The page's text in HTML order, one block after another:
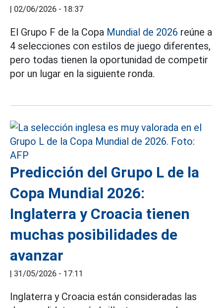
| 02/06/2026 - 18:37
El Grupo F de la Copa Mundial de 2026 reúne a
4 selecciones con estilos de juego diferentes,
pero todas tienen la oportunidad de competir
por un lugar en la siguiente ronda.
Predicción del Grupo L de la
Copa Mundial 2026:
Inglaterra y Croacia tienen
muchas posibilidades de
avanzar
| 31/05/2026 - 17:11
Inglaterra y Croacia están consideradas las